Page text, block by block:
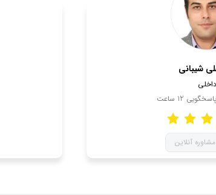
شیبانی
داخلی
12 ساعت
آنلاین